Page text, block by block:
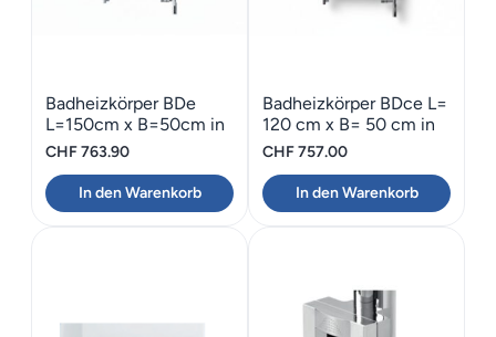
Badheizkörper BDe
L=150cm x B=50cm in
weiss
CHF763.90
In den Warenkorb
Badheizkörper BDce L=
120 cm x B= 50 cm in
chrom
CHF757.00
In den Warenkorb